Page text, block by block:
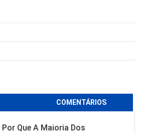
COMENTÁRIOS
Por Que A Maioria Dos